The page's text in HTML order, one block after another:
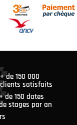
+ de 150 000
clients satisfaits
de 150 dates
stages par an